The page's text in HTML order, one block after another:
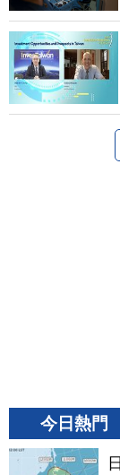
今日熱門